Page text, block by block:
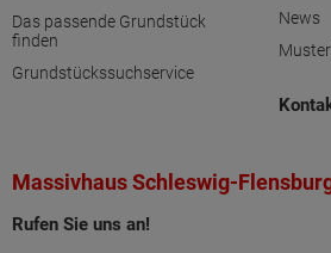
Das passende Grundstück
finden
Grundstückssuchservice
News
Massivhaus Schleswig-
Rufen Sie uns an!